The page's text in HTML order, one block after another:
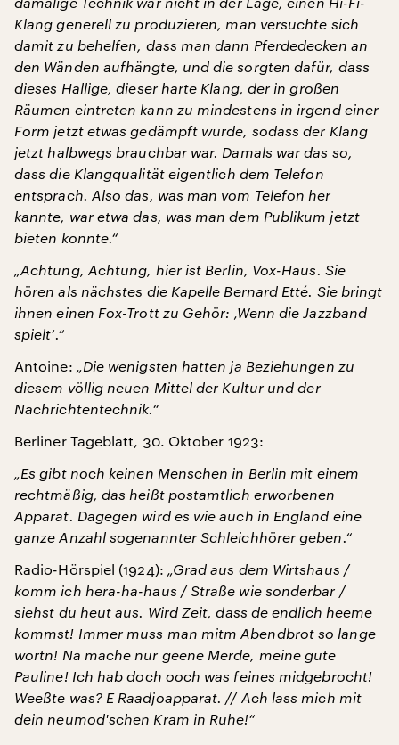
Klang generell zu produzieren, man versuchte sich
damit zu behelfen, dass man dann Pferdedecken an
den Wänden aufhängte, und die sorgten dafür, dass
dieses Hallige, dieser harte Klang, der in großen
Räumen eintreten kann zu mindestens in irgend einer
Form jetzt etwas gedämpft wurde, sodass der Klang
jetzt halbwegs brauchbar war. Damals war das so,
dass die Klangqualität eigentlich dem Telefon
entsprach. Also das, was man vom Telefon her
kannte, war etwa das, was man dem Publikum jetzt
bieten konnte.“
„Achtung, Achtung, hier ist Berlin, Vox-Haus. Sie
hören als nächstes die Kapelle Bernard Etté. Sie bringt
ihnen einen Fox-Trott zu Gehör: ‚Wenn die Jazzband
spielt‘.“
Antoine: „Die wenigsten hatten ja Beziehungen zu
diesem völlig neuen Mittel der Kultur und der
Nachrichtentechnik.“
Berliner Tageblatt, 30. Oktober 1923:
„Es gibt noch keinen Menschen in Berlin mit einem
rechtmäßig, das heißt postamtlich erworbenen
Apparat. Dagegen wird es wie auch in England eine
ganze Anzahl sogenannter Schleichhörer geben.“
Radio-Hörspiel (1924): „Grad aus dem Wirtshaus /
komm ich hera-ha-haus / Straße wie sonderbar /
siehst du heut aus. Wird Zeit, dass de endlich heeme
kommst! Immer muss man mitm Abendbrot so lange
wortn! Na mache nur geene Merde, meine gute
Pauline! Ich hab doch ooch was feines midgebrocht!
Weeßte was? E Raadjoapparat. // Ach lass mich mit
dein neumod'schen Kram in Ruhe!“